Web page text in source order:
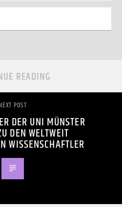
READING
POST
DER UNI MÜNSTER
DEN WELTWEIT
WISSENSCHAFTLER